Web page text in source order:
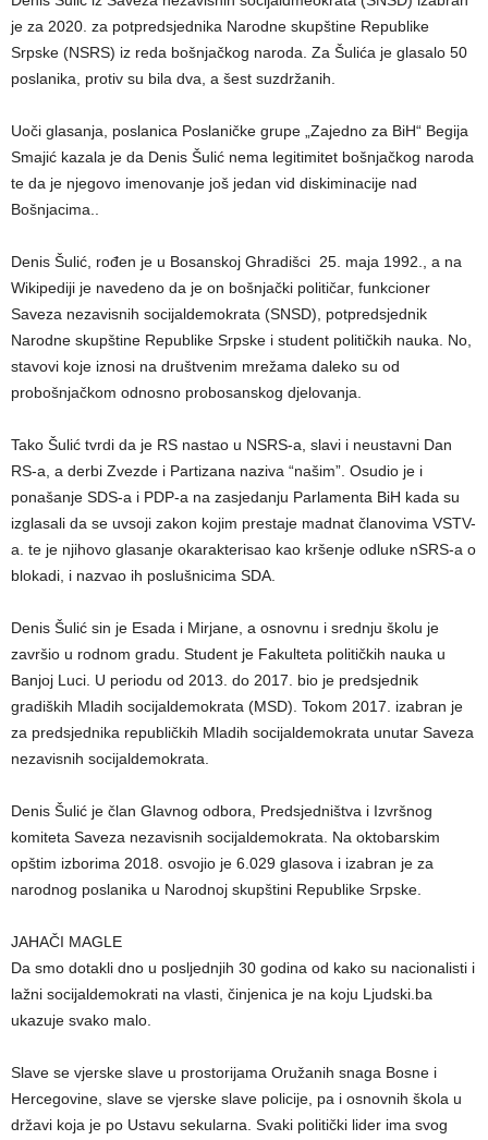
je za 2020. za potpredsjednika Narodne skupštine Republike
Srpske (NSRS) iz reda bošnjačkog naroda. Za Šulića je glasalo 50
poslanika, protiv su bila dva, a šest suzdržanih.
Uoči glasanja, poslanica Poslaničke grupe „Zajedno za BiH“ Begija
Smajić kazala je da Denis Šulić nema legitimitet bošnjačkog naroda
te da je njegovo imenovanje još jedan vid diskiminacije nad
Bošnjacima..
Denis Šulić, rođen je u Bosanskoj Ghradišci 25. maja 1992., a na
Wikipediji je navedeno da je on bošnjački političar, funkcioner
Saveza nezavisnih socijaldemokrata (SNSD), potpredsjednik
Narodne skupštine Republike Srpske i student političkih nauka. No,
stavovi koje iznosi na društvenim mrežama daleko su od
probošnjačkom odnosno probosanskog djelovanja.
Tako Šulić tvrdi da je RS nastao u NSRS-a, slavi i neustavni Dan
RS-a, a derbi Zvezde i Partizana naziva “našim”. Osudio je i
ponašanje SDS-a i PDP-a na zasjedanju Parlamenta BiH kada su
izglasali da se uvsoji zakon kojim prestaje madnat članovima VSTV-
a. te je njihovo glasanje okarakterisao kao kršenje odluke nSRS-a o
blokadi, i nazvao ih poslušnicima SDA.
Denis Šulić sin je Esada i Mirjane, a osnovnu i srednju školu je
završio u rodnom gradu. Student je Fakulteta političkih nauka u
Banjoj Luci. U periodu od 2013. do 2017. bio je predsjednik
gradiških Mladih socijaldemokrata (MSD). Tokom 2017. izabran je
za predsjednika republičkih Mladih socijaldemokrata unutar Saveza
nezavisnih socijaldemokrata.
Denis Šulić je član Glavnog odbora, Predsjedništva i Izvršnog
komiteta Saveza nezavisnih socijaldemokrata. Na oktobarskim
opštim izborima 2018. osvojio je 6.029 glasova i izabran je za
narodnog poslanika u Narodnoj skupštini Republike Srpske.
JAHAČI MAGLE
Da smo dotakli dno u posljednjih 30 godina od kako su nacionalisti i
lažni socijaldemokrati na vlasti, činjenica je na koju Ljudski.ba
ukazuje svako malo.
Slave se vjerske slave u prostorijama Oružanih snaga Bosne i
Hercegovine, slave se vjerske slave policije, pa i osnovnih škola u
državi koja je po Ustavu sekularna. Svaki politički lider ima svog